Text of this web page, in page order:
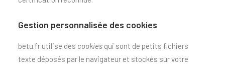
Gestion personnalisée des cookies
betu.fr utilise des cookies qui sont de petits fichiers
texte déposés par le navigateur et stockés sur votre